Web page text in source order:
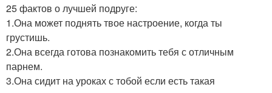
25 фактов о лучшей подруге:
1.Она может поднять твое настроение, когда ты
грустишь.
2.Она всегда готова познакомить тебя с отличным
парнем.
3.Она сидит на уроках с тобой если есть такая